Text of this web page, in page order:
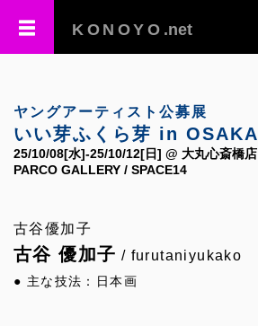
KONOYO .net
ヤングアーティスト公募展
いい芽ふくら芽 in
25/10/08[水]-25/10/12[日] @ 大丸心斎橋
PARCO GALLERY / SPACE14
古谷優加子
古谷 優加子 / furutaniyukako
● 主な技法：日本画